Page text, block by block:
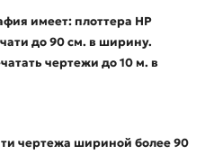
имеет: плоттера HP
до 90 см. в ширину.
чертежи до 10 м. в
чертежа шириной более 90